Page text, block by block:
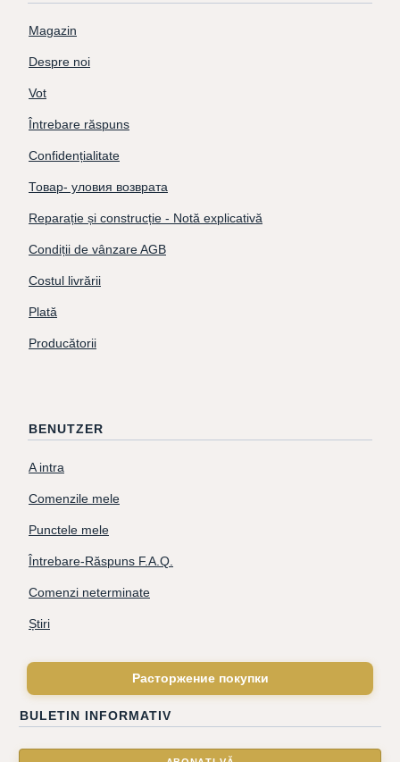
Magazin
Despre noi
Vot
Întrebare răspuns
Confidențialitate
Товар- уловия возврата
Reparație și construcție - Notă explicativă
Condiții de vânzare AGB
Costul livrării
Plată
Producătorii
BENUTZER
A intra
Comenzile mele
Punctele mele
Întrebare-Răspuns F.A.Q.
Comenzi neterminate
Știri
Расторжение покупки
BULETIN INFORMATIV